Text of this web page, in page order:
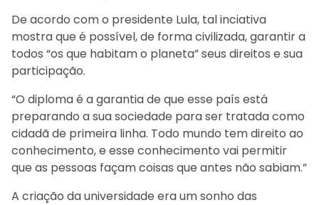
De acordo com o presidente Lula, tal inciativa
mostra que é possível, de forma civilizada, garantir a
todos “os que habitam o planeta” seus direitos e sua
participação.
“O diploma é a garantia de que esse país está
preparando a sua sociedade para ser tratada como
cidadã de primeira linha. Todo mundo tem direito ao
conhecimento, e esse conhecimento vai permitir
que as pessoas façam coisas que antes não sabiam.”
A criação da universidade era um sonho das